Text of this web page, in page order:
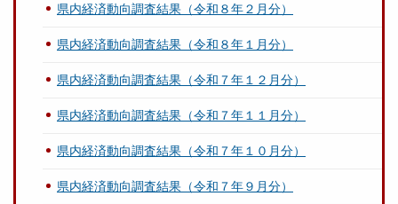
県内経済動向調査結果（令和８年２月分）
県内経済動向調査結果（令和８年１月分）
県内経済動向調査結果（令和７年１２月分）
県内経済動向調査結果（令和７年１１月分）
県内経済動向調査結果（令和７年１０月分）
県内経済動向調査結果（令和７年９月分）